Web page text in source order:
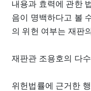
내용과 효력에 관한
음이 명백하다고 볼
의 위헌 여부는 재판
재판관 조용호의 다
위헌법률에 근거한